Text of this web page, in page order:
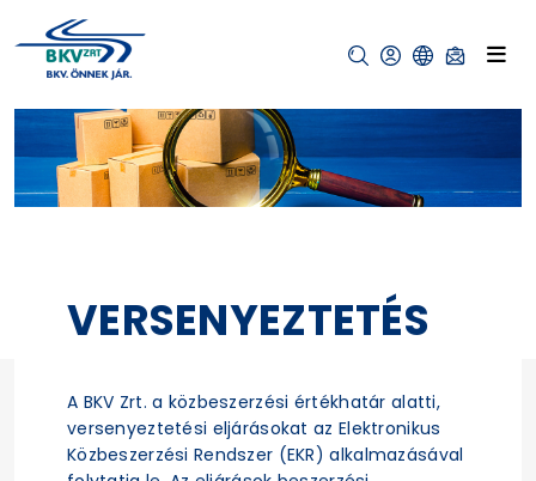
VERSENYEZTETÉS
A BKV Zrt. a közbeszerzési értékhatár alatti,
versenyeztetési eljárásokat az Elektronikus
Közbeszerzési Rendszer (EKR) alkalmazásával